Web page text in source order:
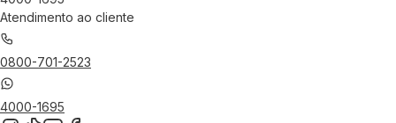
Atendimento ao cliente
0800-701-2523
4000-1695